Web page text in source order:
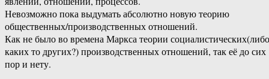
Невозможно пока выдумать абсолютно новую теорию
общественных/производственных отношений.
Как не было во времена Маркса теории социалистических(либо
каких то других?) производственных отношений, так её до сих
пор и нету.